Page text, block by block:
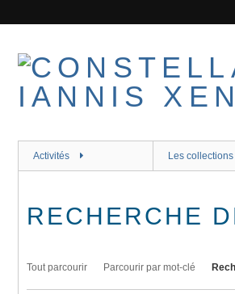
Activités Les collections
RECHERCHE
Tout parcourir Parcourir par mot-clé